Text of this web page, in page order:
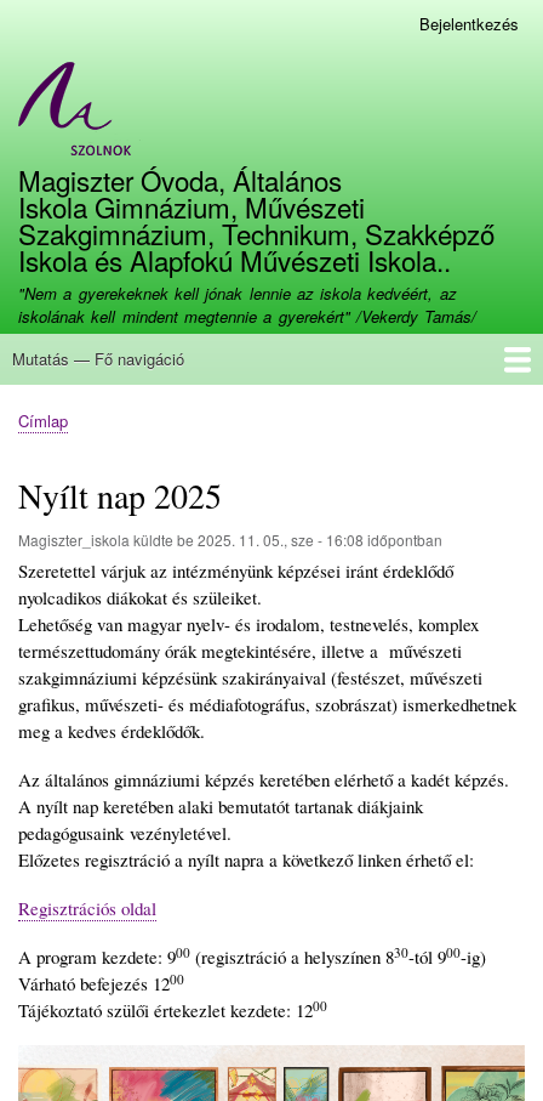
menüje
Bejelentkezés
Magiszter Óvoda, Általános
Iskola Gimnázium, Művészeti
Szakgimnázium, Technikum, Szakképző
Iskola és Alapfokú Művészeti Iskola..
"Nem a gyerekeknek kell jónak lennie az iskola kedvéért, az
iskolának kell mindent megtennie a gyerekért" /Vekerdy Tamás/
Fő
Mutatás — Fő navigáció
Címlap
Bemutatkozás
Kapcsolat
Beiratkozás
Továbbtanulás
Munkatársaink
Dokumentumok
Galéria
E-kréta
Képzéseink
Büszkeségeink
Eseménynaptár
Tananyagok
Morzsa
Címlap
Nyílt nap 2025
Magiszter_iskola küldte be 2025. 11. 05., sze - 16:08 időpontban
Szeretettel várjuk az intézményünk képzései iránt érdeklődő
nyolcadikos diákokat és szüleiket.
Lehetőség van magyar nyelv- és irodalom, testnevelés, komplex
természettudomány órák megtekintésére, illetve a művészeti
szakgimnáziumi képzésünk szakirányaival (festészet, művészeti
grafikus, művészeti- és médiafotográfus, szobrászat) ismerkedhetnek
meg a kedves érdeklődők.
Az általános gimnáziumi képzés keretében elérhető a kadét képzés.
A nyílt nap keretében alaki bemutatót tartanak diákjaink
pedagógusaink vezényletével.
Előzetes regisztráció a nyílt napra a következő linken érhető el:
Regisztrációs oldal
A program kezdete: 900 (regisztráció a helyszínen 830-tól 900-ig)
Várható befejezés 1200
Tájékoztató szülői értekezlet kezdete: 1200